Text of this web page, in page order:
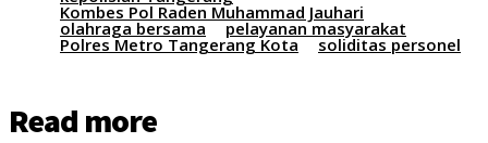
Kombes Pol Raden Muhammad Jauhari
olahraga bersama pelayanan masyarakat
Polres Metro Tangerang Kota soliditas personel
Read more